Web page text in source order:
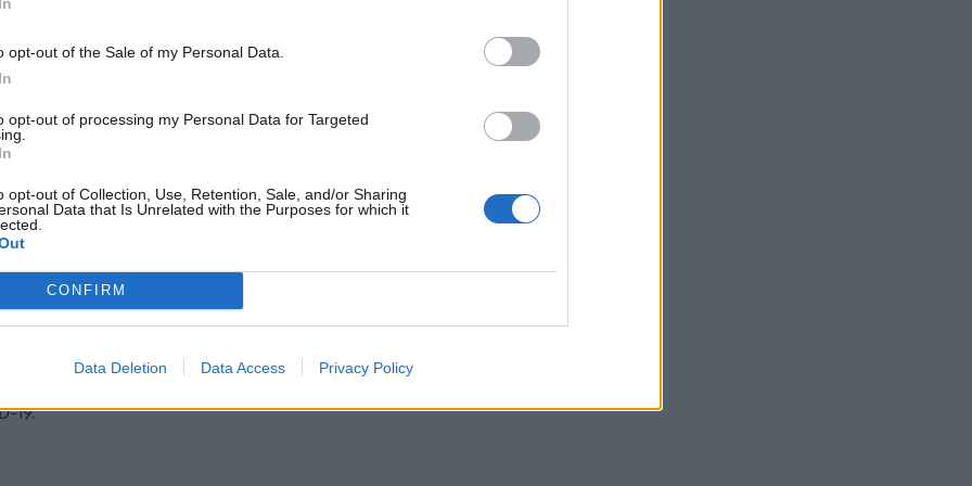
opt-out of the Sale of my Personal Data.
opt-out of processing my Personal Data for Targeted
opt-out of Collection, Use, Retention, Sale, and/or Sharing
Data that Is Unrelated with the Purposes for which it
CONFIRM
Data Deletion Data Access Privacy Policy
να ευχαριστήσουμε τους ερευνητές και
μας στα κέντρα διεξαγωγής δοκιμών,
συνεργάτες μας από τις εταιρείες PPD και
επίσης και την εξειδικευμένη ομάδα της
για την στήριξη τους στην ολοκλήρωση της
δήλωσε ο Stéphane Bancel, Διευθύνων
της Moderna. «Η Moderna δεσμεύεται για
ενδελεχούς επιστημονικής έρευνας και
υψηλότερα επίπεδα ποιότητας δεδομένων. Θα
να συνεργαζόμαστε στενά με τις
αρχές για να εξελίξουμε περαιτέρω το
1273, το οποίο ελπίζουμε ότι θα συμβάλλει
καταπολέμηση και εξάλειψη της πανδημίας του
19.”